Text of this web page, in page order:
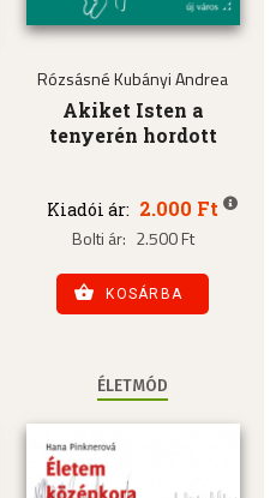
Rózsásné Kubányi Andrea
Akiket Isten a
tenyerén hordott
Kiadói ár: 2.000 Ft
Bolti ár: 2.500 Ft
KOSÁRBA
ÉLETMÓD